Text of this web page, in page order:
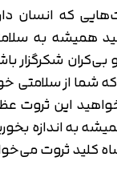
که انسان
همیشه به
شکرگزار
شما از سلامتی
این ثروت
به اندازه
کلید ثروت